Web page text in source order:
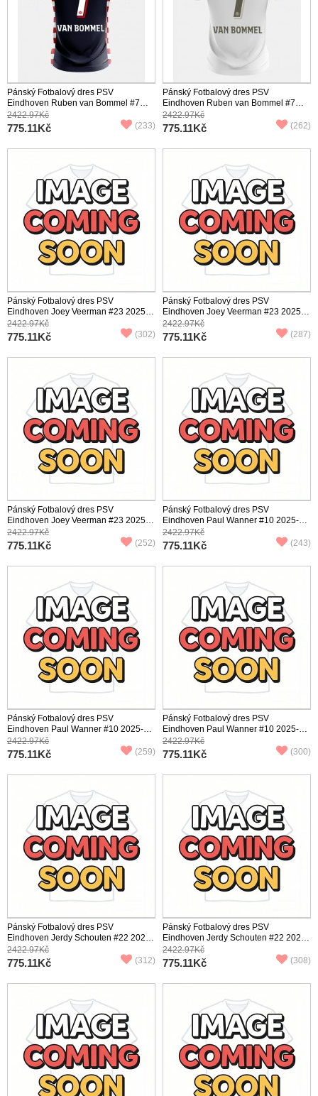
Pánský Fotbalový dres PSV
Eindhoven Ruben van Bommel #7
2025-26 Venkovní Krátký Rukáv
2422.97Kč
775.11Kč (233)
Pánský Fotbalový dres PSV
Eindhoven Ruben van Bommel #7
2025-26 Třetí Krátký Rukáv
2422.97Kč
775.11Kč (262)
Pánský Fotbalový dres PSV
Eindhoven Joey Veerman #23 2025-
26 Domácí Krátký Rukáv
2422.97Kč
775.11Kč (302)
Pánský Fotbalový dres PSV
Eindhoven Joey Veerman #23 2025-
26 Venkovní Krátký Rukáv
2422.97Kč
775.11Kč (287)
Pánský Fotbalový dres PSV
Eindhoven Joey Veerman #23 2025-
26 Třetí Krátký Rukáv
2422.97Kč
775.11Kč (252)
Pánský Fotbalový dres PSV
Eindhoven Paul Wanner #10 2025-26
Domácí Krátký Rukáv
2422.97Kč
775.11Kč (243)
Pánský Fotbalový dres PSV
Eindhoven Paul Wanner #10 2025-26
Venkovní Krátký Rukáv
2422.97Kč
775.11Kč (259)
Pánský Fotbalový dres PSV
Eindhoven Paul Wanner #10 2025-26
Třetí Krátký Rukáv
2422.97Kč
775.11Kč (300)
Pánský Fotbalový dres PSV
Eindhoven Jerdy Schouten #22 2025-
26 Domácí Krátký Rukáv
2422.97Kč
775.11Kč (312)
Pánský Fotbalový dres PSV
Eindhoven Jerdy Schouten #22 2025-
26 Venkovní Krátký Rukáv
2422.97Kč
775.11Kč (308)